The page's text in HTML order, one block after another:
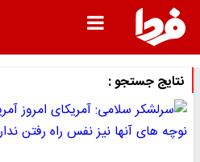
نتایج جستجو :